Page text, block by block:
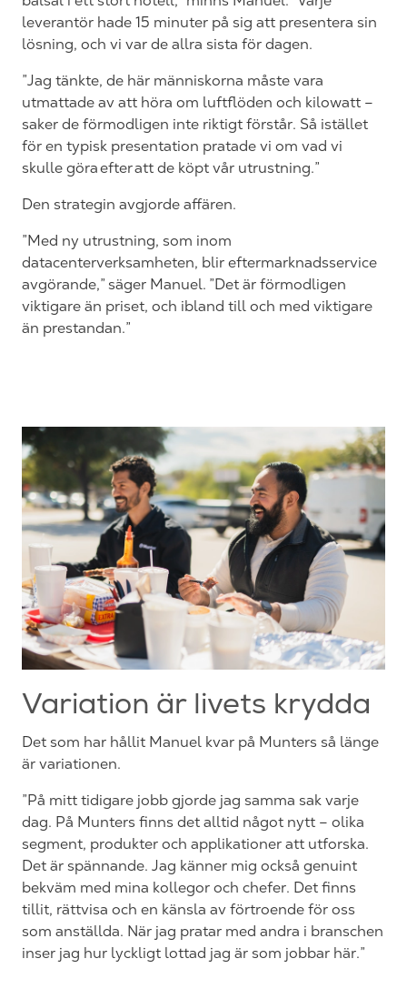
leverantör hade 15 minuter på sig att presentera sin
lösning, och vi var de allra sista för dagen.
”Jag tänkte, de här människorna måste vara
utmattade av att höra om luftflöden och kilowatt –
saker de förmodligen inte riktigt förstår. Så istället
för en typisk presentation pratade vi om vad vi
skulle göra efter att de köpt vår utrustning.”
Den strategin avgjorde affären.
”Med ny utrustning, som inom
datacenterverksamheten, blir eftermarknadsservice
avgörande,” säger Manuel. ”Det är förmodligen
viktigare än priset, och ibland till och med viktigare
än prestandan.”
Variation är livets krydda
Det som har hållit Manuel kvar på Munters så länge
är variationen.
”På mitt tidigare jobb gjorde jag samma sak varje
dag. På Munters finns det alltid något nytt – olika
segment, produkter och applikationer att utforska.
Det är spännande. Jag känner mig också genuint
bekväm med mina kollegor och chefer. Det finns
tillit, rättvisa och en känsla av förtroende för oss
som anställda. När jag pratar med andra i branschen
inser jag hur lyckligt lottad jag är som jobbar här.”